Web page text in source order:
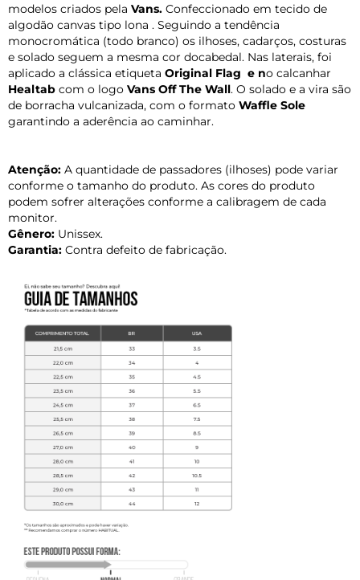
modelos criados pela Vans. Confeccionado em tecido de
algodão canvas tipo lona . Seguindo a tendência
monocromática (todo branco) os ilhoses, cadarços, costuras
e solado seguem a mesma cor docabedal. Nas laterais, foi
aplicado a clássica etiqueta Original Flag e no calcanhar
Healtab com o logo Vans Off The Wall. O solado e a vira são
de borracha vulcanizada, com o formato Waffle Sole
garantindo a aderência ao caminhar.
Atenção: A quantidade de passadores (ilhoses) pode variar
conforme o tamanho do produto. As cores do produto
podem sofrer alterações conforme a calibragem de cada
monitor.
Gênero: Unissex.
Garantia: Contra defeito de fabricação.